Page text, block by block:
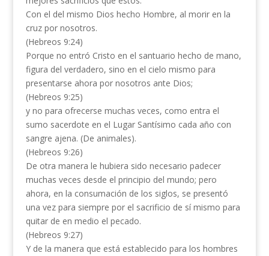
Con el del mismo Dios hecho Hombre, al morir en la
cruz por nosotros.
(Hebreos 9:24)
Porque no entró Cristo en el santuario hecho de mano,
figura del verdadero, sino en el cielo mismo para
presentarse ahora por nosotros ante Dios;
(Hebreos 9:25)
y no para ofrecerse muchas veces, como entra el
sumo sacerdote en el Lugar Santísimo cada año con
sangre ajena. (De animales).
(Hebreos 9:26)
De otra manera le hubiera sido necesario padecer
muchas veces desde el principio del mundo; pero
ahora, en la consumación de los siglos, se presentó
una vez para siempre por el sacrificio de sí mismo para
quitar de en medio el pecado.
(Hebreos 9:27)
Y de la manera que está establecido para los hombres